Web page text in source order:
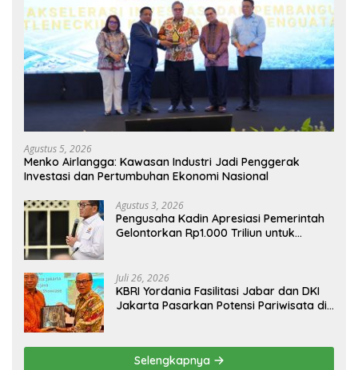
Agustus 5, 2026
Menko Airlangga: Kawasan Industri Jadi Penggerak
Investasi dan Pertumbuhan Ekonomi Nasional
Agustus 3, 2026
Pengusaha Kadin Apresiasi Pemerintah
Gelontorkan Rp1.000 Triliun untuk
Juli 26, 2026
KBRI Yordania Fasilitasi Jabar dan DKI
Jakarta Pasarkan Potensi Pariwisata di
Selengkapnya